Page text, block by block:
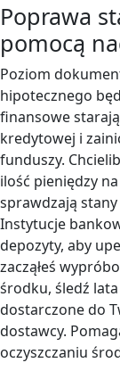
Poprawa
pomocą
Poziom
hipotecznego
finansowe
kredytowej i
funduszy.
ilość pieniędzy
sprawdzają
Instytucje
depozyty, aby
zacząłeś
środku, śledź
dostarczone do
dostawcy.
oczyszczaniu